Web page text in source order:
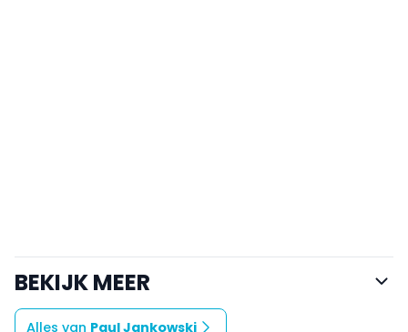
BEKIJK MEER
Alles van Paul Jankowski